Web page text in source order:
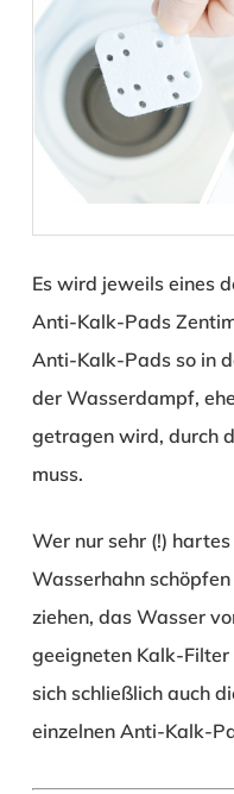
Es wird jeweils eines
Anti-Kalk-Pads
Anti-Kalk-Pads so in
der Wasserdampf,
getragen wird, durch
muss.
Wer nur sehr (!)
Wasserhahn
ziehen, das Wasser
geeigneten Kalk-Filter
sich schließlich auch
einzelnen Anti-Kalk-